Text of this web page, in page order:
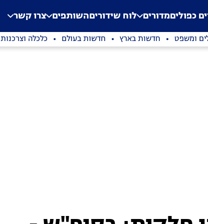
Application error: a
. כפוליםמדורים לוח שידוריםהשותפים צרו קשר
ומשפט חדשות בארץ חדשות בעולם כלכלה וצרכנות